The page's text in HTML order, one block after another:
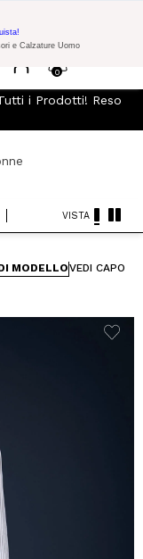
0
e Calzature Uomo
i Prodotti! Reso
VISTA
MODELLOVEDI CAPO